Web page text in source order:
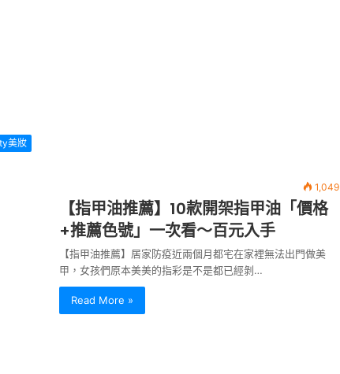
美妝
1,049
【指甲油推薦】10款開架指甲油「價格
+推薦色號」一次看～百元入手
【指甲油推薦】居家防疫近兩個月都宅在家裡無法出門做美
甲，女孩們原本美美的指彩是不是都已經剝…
Read More »